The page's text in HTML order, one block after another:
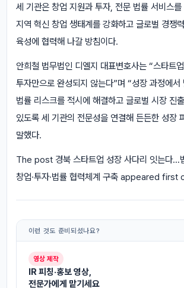
세 기관은 창업 지원과 투자, 전문 법률 서비스
지역 혁신 창업 생태계를 강화하고 글로벌 경쟁
육성에 협력해 나갈 방침이다.
안희철 법무법인 디엘지 대표변호사는 “스타트
투자만으로 완성되지 않는다”며 “성장 과정에서
법률 리스크를 적시에 해결하고 글로벌 시장 진
있도록 세 기관의 전문성을 연결해 든든한 성장
말했다.
The post 경북 스타트업 성장 사다리 잇는다…
창업·투자·법률 협력체계 구축 appeared first
이런 것도 준비되셨나요?
영상 제작
IR 피칭·홍보 영상,
전문가에게 맡기세요